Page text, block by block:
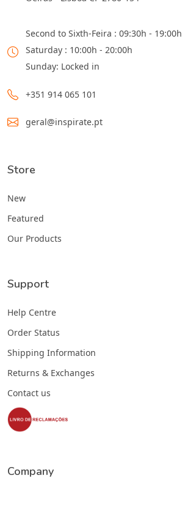
Second to Sixth-Feira : 09:30h - 19:00h
Saturday : 10:00h - 20:00h
Sunday: Locked in
+351 914 065 101
geral@inspirate.pt
Store
New
Featured
Our Products
Support
Help Centre
Order Status
Shipping Information
Returns & Exchanges
Contact us
Company